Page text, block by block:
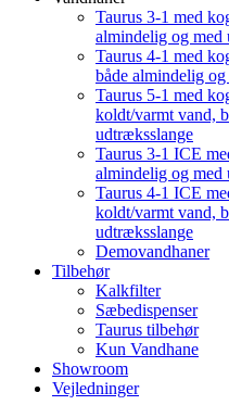
Taurus 3-1 med
almindelig og med
Taurus 4-1 med
både almindelig
Taurus 5-1 med
koldt/varmt vand,
udtræksslange
Taurus 3-1 ICE
almindelig og med
Taurus 4-1 ICE
koldt/varmt vand,
udtræksslange
Demovandhaner
Tilbehør
Kalkfilter
Sæbedispenser
Taurus tilbehør
Kun Vandhane
Showroom
Vejledninger